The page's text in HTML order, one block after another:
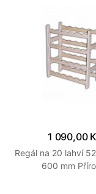
1 090,00
Regál na 20 lahví
600 mm